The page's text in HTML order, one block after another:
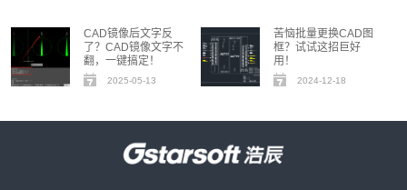
CAD镜像后文字反
了？CAD镜像文字不
翻，一键搞定！
2025-05-13
苦恼批量更换CAD图
框？试试这招巨好
用！
2024-12-18